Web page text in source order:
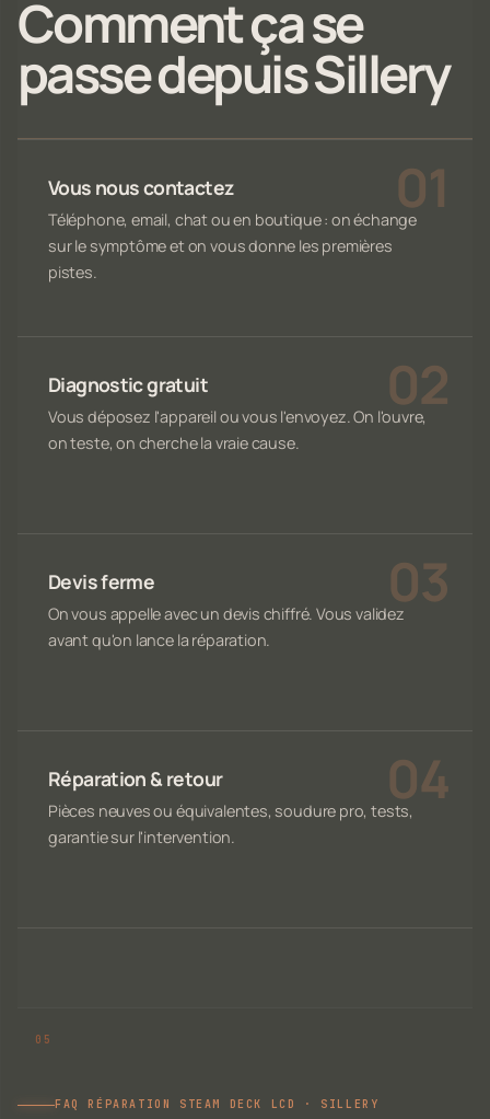
Comment ça se
passe depuis Sillery
Vous nous contactez
Téléphone, email, chat ou en boutique : on échange
sur le symptôme et on vous donne les premières
pistes.
Diagnostic gratuit
Vous déposez l'appareil ou vous l'envoyez. On l'ouvre,
on teste, on cherche la vraie cause.
Devis ferme
On vous appelle avec un devis chiffré. Vous validez
avant qu'on lance la réparation.
Réparation & retour
Pièces neuves ou équivalentes, soudure pro, tests,
garantie sur l'intervention.
FAQ RÉPARATION STEAM DECK LCD · SILLERY